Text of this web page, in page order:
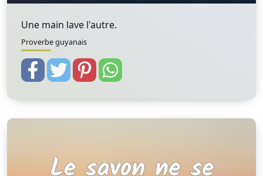
Une main lave l'autre.
Proverbe guyanais